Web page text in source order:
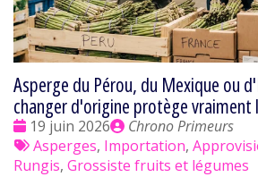
Asperge du Pérou, du Mexique ou
changer d'origine protège vraiment
Date
:
19 juin 2026
Publié
par
Chrono Primeurs
Tags
:
Asperges, Importation,
Rungis, Grossiste fruits et légumes